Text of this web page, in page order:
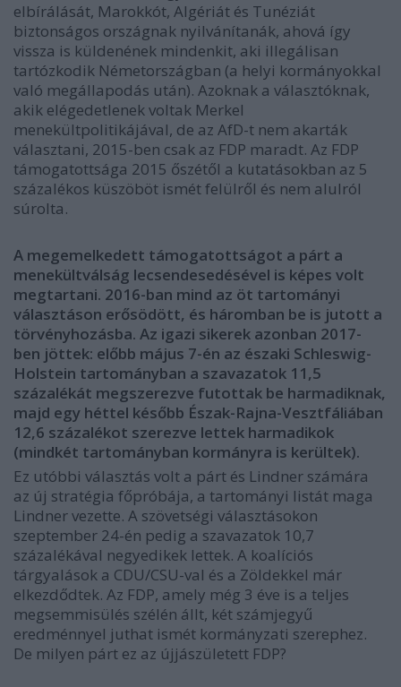
elbírálását, Marokkót, Algériát és Tunéziát
biztonságos országnak nyilvánítanák, ahová így
vissza is küldenének mindenkit, aki illegálisan
tartózkodik Németországban (a helyi kormányokkal
való megállapodás után). Azoknak a választóknak,
akik elégedetlenek voltak Merkel
menekültpolitikájával, de az AfD-t nem akarták
választani, 2015-ben csak az FDP maradt. Az FDP
támogatottsága 2015 őszétől a kutatásokban az 5
százalékos küszöböt ismét felülről és nem alulról
súrolta.
A megemelkedett támogatottságot a párt a
menekültválság lecsendesedésével is képes volt
megtartani. 2016-ban mind az öt tartományi
választáson erősödött, és háromban be is jutott a
törvényhozásba. Az igazi sikerek azonban 2017-
ben jöttek: előbb május 7-én az északi Schleswig-
Holstein tartományban a szavazatok 11,5
százalékát megszerezve futottak be harmadiknak,
majd egy héttel később Észak-Rajna-Vesztfáliában
12,6 százalékot szerezve lettek harmadikok
(mindkét tartományban kormányra is kerültek).
Ez utóbbi választás volt a párt és Lindner számára
az új stratégia főpróbája, a tartományi listát maga
Lindner vezette. A szövetségi választásokon
szeptember 24-én pedig a szavazatok 10,7
százalékával negyedikek lettek. A koalíciós
tárgyalások a CDU/CSU-val és a Zöldekkel már
elkezdődtek. Az FDP, amely még 3 éve is a teljes
megsemmisülés szélén állt, két számjegyű
eredménnyel juthat ismét kormányzati szerephez.
De milyen párt ez az újjászületett FDP?